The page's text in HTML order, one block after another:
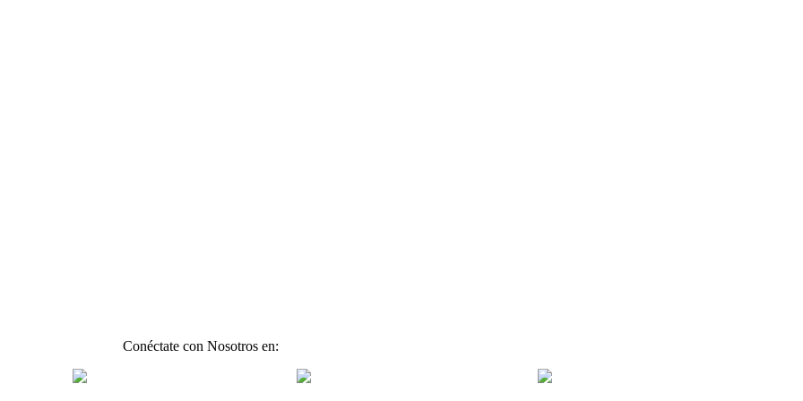
Conéctate con Nosotros en: